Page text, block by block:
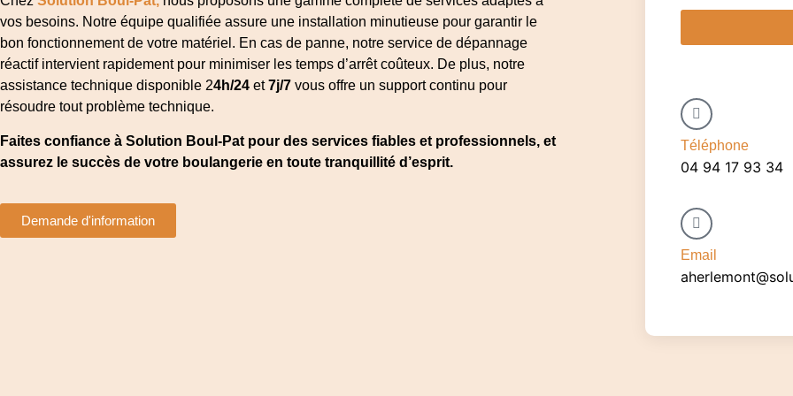
vos besoins. Notre équipe qualifiée assure une installation minutieuse pour garantir le
bon fonctionnement de votre matériel. En cas de panne, notre service de dépannage
réactif intervient rapidement pour minimiser les temps d’arrêt coûteux. De plus, notre
assistance technique disponible 24h/24 et7j/7 vous offre un support continu pour
résoudre tout problème technique.
Faites confiance à Solution Boul-Pat pour des services fiables et professionnels, et
assurez le succès de votre boulangerie en toute tranquillité d’esprit.
Demande d'information
Téléphone
04 94 17 93 34
Email